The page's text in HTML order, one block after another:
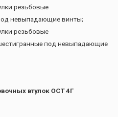
резьбовые
невыпадающие винты;
резьбовые
под невыпадающие
втулок ОСТ 4Г